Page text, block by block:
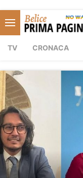
TV CRONACA